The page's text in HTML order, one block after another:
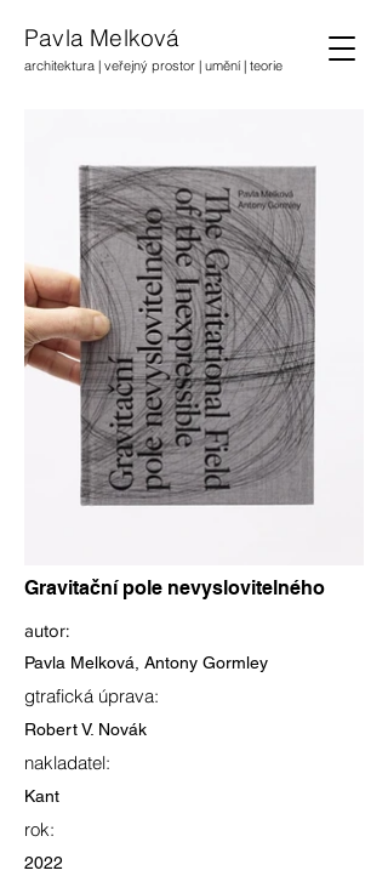
architektura | veřejný prostor | umění | teorie
Pavla Melková
Gravitační pole nevyslovitelného
autor:
Pavla Melková, Antony Gormley
gtrafická úprava:
Robert V. Novák
nakladatel:
Kant
rok:
2022